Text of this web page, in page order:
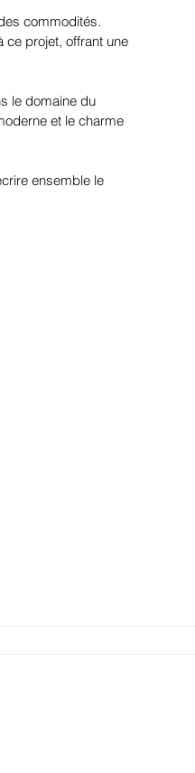
commodités.
ce projet, offrant une
le domaine du
et le charme
ensemble le